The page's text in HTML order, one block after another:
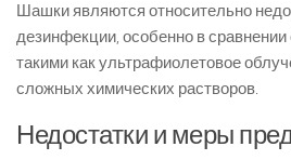
Шашки являются относительно
дезинфекции, особенно в
такими как ультрафиолетовое
сложных химических растворов.
Недостатки и меры